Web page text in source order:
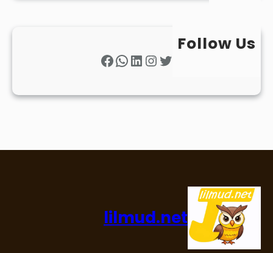
Follow Us
Twitter
Instagram
LinkedIn
WhatsApp
Facebook
lilmud.net